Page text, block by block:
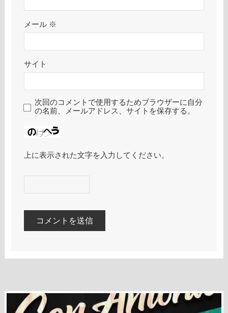
メール ※
サイト
次回のコメントで使用するためブラウザーに自分
の名前、メールアドレス、サイトを保存する。
上に表示された文字を入力してください。